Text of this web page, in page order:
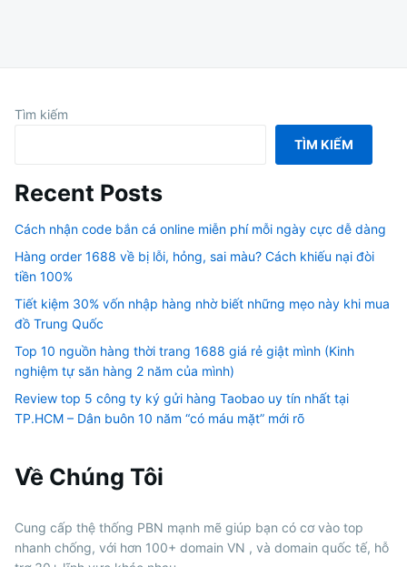
Tìm kiếm
TÌM KIẾM
Recent Posts
Cách nhận code bắn cá online miễn phí mỗi ngày cực dễ dàng
Hàng order 1688 về bị lỗi, hỏng, sai màu? Cách khiếu nại đòi
tiền 100%
Tiết kiệm 30% vốn nhập hàng nhờ biết những mẹo này khi mua
đồ Trung Quốc
Top 10 nguồn hàng thời trang 1688 giá rẻ giật mình (Kinh
nghiệm tự săn hàng 2 năm của mình)
Review top 5 công ty ký gửi hàng Taobao uy tín nhất tại
TP.HCM – Dân buôn 10 năm “có máu mặt” mới rõ
Về Chúng Tôi
Cung cấp thệ thống PBN mạnh mẽ giúp bạn có cơ vào top
nhanh chống, với hơn 100+ domain VN , và domain quốc tế, hỗ